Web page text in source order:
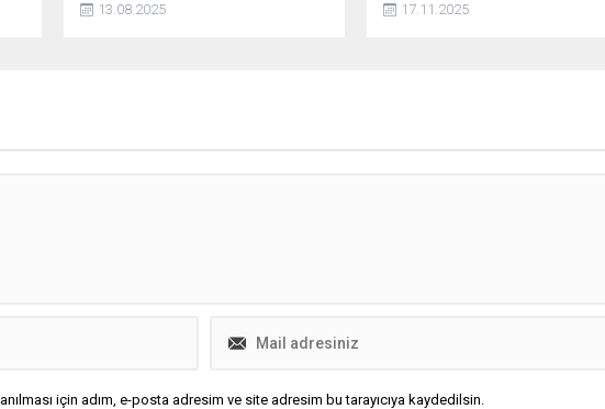
oranında geriye düştü "dedi.
13.08.2025
dünyasına ışık tutmayı, duygusal
17.11.2025
için adım, e-posta adresim ve site adresim bu tarayıcıya kaydedilsin.